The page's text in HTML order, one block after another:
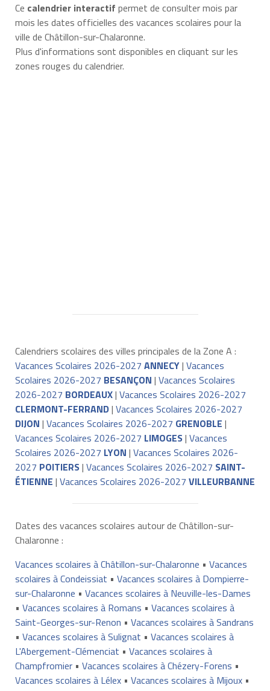
Ce calendrier interactif permet de consulter mois par
mois les dates officielles des vacances scolaires pour la
ville de Châtillon-sur-Chalaronne.
Plus d'informations sont disponibles en cliquant sur les
zones rouges du calendrier.
Calendriers scolaires des villes principales de la Zone A :
Vacances Scolaires 2026-2027 ANNECY| Vacances
Scolaires 2026-2027 BESANÇON | Vacances Scolaires
2026-2027 BORDEAUX| Vacances Scolaires 2026-2027
CLERMONT-FERRAND| Vacances Scolaires 2026-2027
DIJON | Vacances Scolaires 2026-2027 GRENOBLE |
Vacances Scolaires 2026-2027 LIMOGES| Vacances
Scolaires 2026-2027 LYON | Vacances Scolaires 2026-
2027 POITIERS| Vacances Scolaires 2026-2027 SAINT-
ÉTIENNE | Vacances Scolaires 2026-2027 VILLEURBANNE
Dates des vacances scolaires autour de Châtillon-sur-
Chalaronne :
Vacances scolaires à Châtillon-sur-Chalaronne • Vacances
scolaires à Condeissiat • Vacances scolaires à Dompierre-
sur-Chalaronne • Vacances scolaires à Neuville-les-Dames
• Vacances scolaires à Romans • Vacances scolaires à
Saint-Georges-sur-Renon • Vacances scolaires à Sandrans
• Vacances scolaires à Sulignat • Vacances scolaires à
L'Abergement-Clémenciat • Vacances scolaires à
Champfromier• Vacances scolaires à Chézery-Forens •
Vacances scolaires à Lélex• Vacances scolaires à Mijoux•